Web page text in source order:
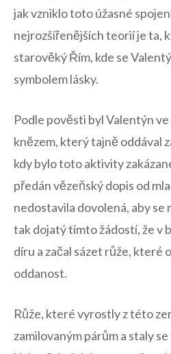
jak vzniklo ‍toto úžasné
nejrozšířenějších teorií je ta,
starověký Řím,⁣ kde se
symbolem lásky.
Podle pověsti byl Valentýn
⁢knězem, ​který tajně oddával
kdy ‌bylo toto aktivity⁣
předán ‍vězeňský dopis od
nedostavila ‌dovolená, aby se
tak dojatý tímto žádostí, že v
díru a začal sázet růže, ​které
oddanost.
Růže, které vyrostly z této
zamilovaným párům‍ a staly